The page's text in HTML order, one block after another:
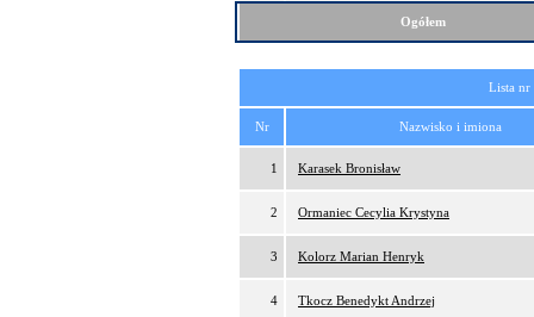
Ogółem
Lista
Nr Nazwisko i imiona
1 Karasek Bronisław
2 Ormaniec Cecylia Krystyna
3 Kolorz Marian Henryk
4 Tkocz Benedykt Andrzej